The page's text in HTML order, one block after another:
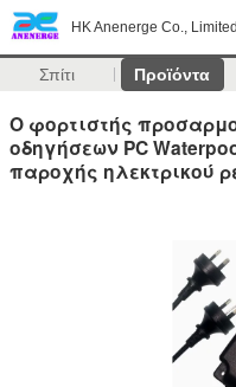
HK Anenerge Co., Limited
Σπίτι Προϊόντα
Ο φορτιστής
οδηγήσεων PC
παροχής ηλεκτρικού